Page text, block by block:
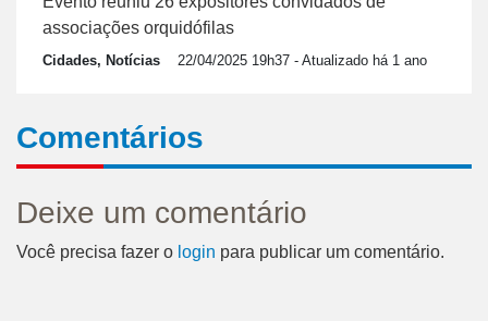
associações orquidófilas
Cidades, Notícias 22/04/2025 19h37 - Atualizado há 1 ano
Comentários
Deixe um comentário
Você precisa fazer o login para publicar um comentário.